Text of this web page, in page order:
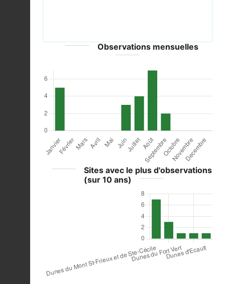
Observations mensuelles
Sites avec le plus d'observations
(sur 10 ans)